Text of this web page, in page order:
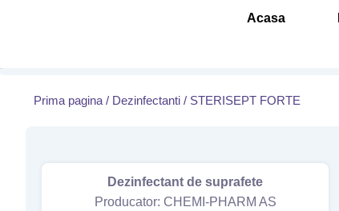
Acasa
Prima pagina / Dezinfectanti / STERISEPT FORTE
Dezinfectant de suprafete
Producator: CHEMI-PHARM AS